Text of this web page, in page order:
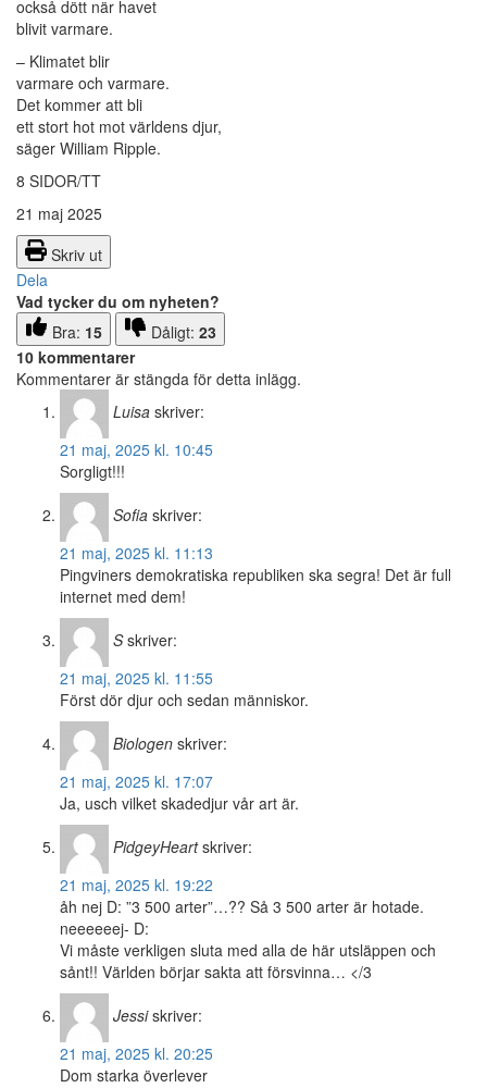
också dött när havet
blivit varmare.
– Klimatet blir
varmare och varmare.
Det kommer att bli
ett stort hot mot världens djur,
säger William Ripple.
8 SIDOR/TT
21 maj 2025
Skriv ut
Dela
Vad tycker du om nyheten?
Bra: 15 Dåligt: 23
10 kommentarer
Kommentarer är stängda för detta inlägg.
Luisa skriver:
21 maj, 2025 kl. 10:45
Sorgligt!!!
Sofia skriver:
21 maj, 2025 kl. 11:13
Pingviners demokratiska republiken ska segra! Det är full
internet med dem!
S skriver:
21 maj, 2025 kl. 11:55
Först dör djur och sedan människor.
Biologen skriver:
21 maj, 2025 kl. 17:07
Ja, usch vilket skadedjur vår art är.
PidgeyHeart skriver:
21 maj, 2025 kl. 19:22
åh nej D: ”3 500 arter”…?? Så 3 500 arter är hotade.
neeeeeej- D:
Vi måste verkligen sluta med alla de här utsläppen och
sånt!! Världen börjar sakta att försvinna… </3
Jessi skriver:
21 maj, 2025 kl. 20:25
Dom starka överlever